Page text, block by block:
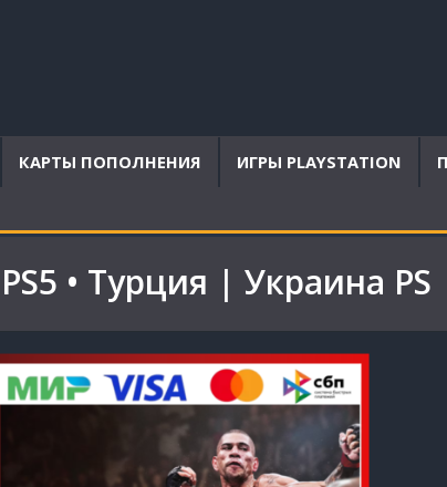
КАРТЫ ПОПОЛНЕНИЯ ИГРЫ PLAYSTATION
• Турция | Украина PS